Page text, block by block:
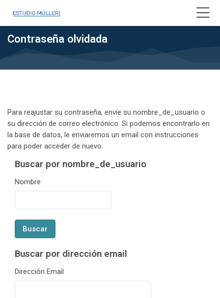
Contraseña olvidada
Para reajustar su contraseña, envíe su nombre_de_usuario o
su dirección de correo electrónico. Si podemos encontrarlo en
la base de datos, le enviaremos un email con instrucciones
para poder acceder de nuevo.
Buscar por nombre_de_usuario
Buscar por nombre_de_usuario
Nombre
Buscar por dirección email
Buscar por dirección email
Dirección Email